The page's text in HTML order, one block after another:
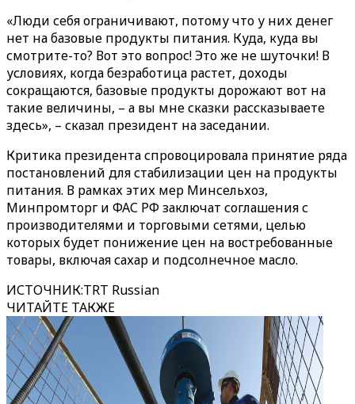
«Люди себя ограничивают, потому что у них денег
нет на базовые продукты питания. Куда, куда вы
смотрите-то? Вот это вопрос! Это же не шуточки! В
условиях, когда безработица растет, доходы
сокращаются, базовые продукты дорожают вот на
такие величины, – а вы мне сказки рассказываете
здесь», – сказал президент на заседании.
Критика президента спровоцировала принятие ряда
постановлений для стабилизации цен на продукты
питания. В рамках этих мер Минсельхоз,
Минпромторг и ФАС РФ заключат соглашения с
производителями и торговыми сетями, целью
которых будет понижение цен на востребованные
товары, включая сахар и подсолнечное масло.
ИСТОЧНИК:TRT Russian
ЧИТАЙТЕ ТАКЖЕ